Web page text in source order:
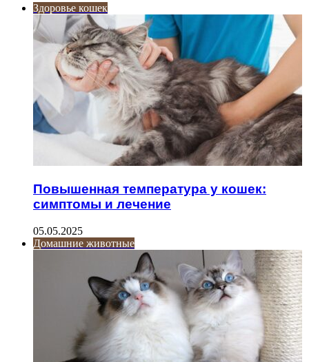
Здоровье кошек
Повышенная температура у кошек:
симптомы и лечение
05.05.2025
Домашние животные